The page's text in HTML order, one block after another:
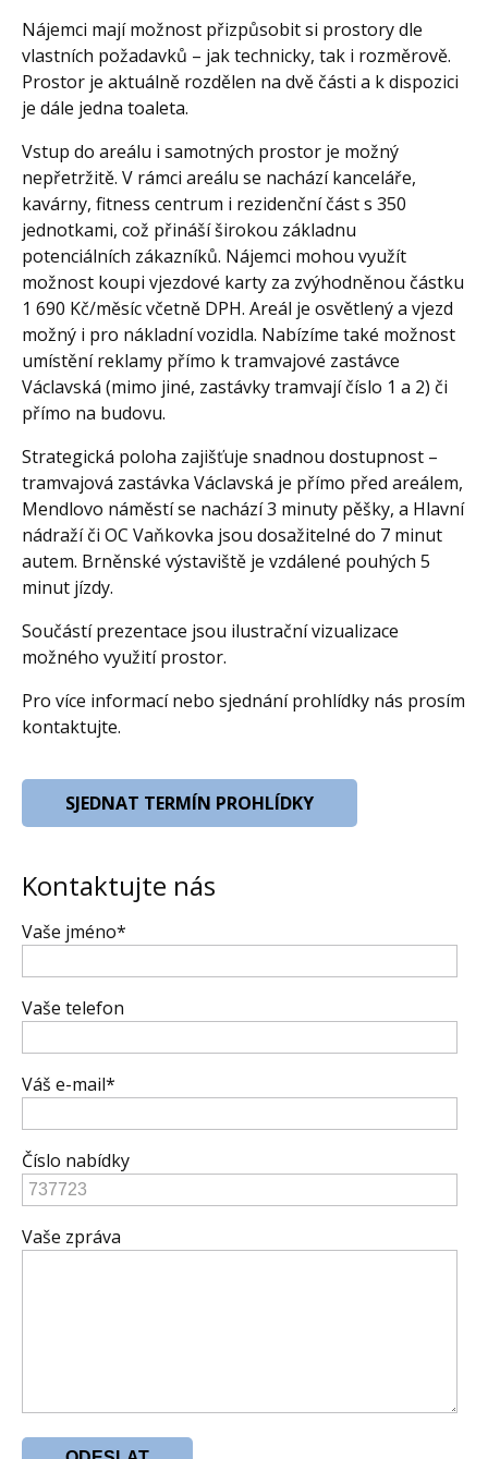
Nájemci mají možnost přizpůsobit si prostory dle
vlastních požadavků – jak technicky, tak i rozměrově.
Prostor je aktuálně rozdělen na dvě části a k dispozici
je dále jedna toaleta.
Vstup do areálu i samotných prostor je možný
nepřetržitě. V rámci areálu se nachází kanceláře,
kavárny, fitness centrum i rezidenční část s 350
jednotkami, což přináší širokou základnu
potenciálních zákazníků. Nájemci mohou využít
možnost koupi vjezdové karty za zvýhodněnou částku
1 690 Kč/měsíc včetně DPH. Areál je osvětlený a vjezd
možný i pro nákladní vozidla. Nabízíme také možnost
umístění reklamy přímo k tramvajové zastávce
Václavská (mimo jiné, zastávky tramvají číslo 1 a 2) či
přímo na budovu.
Strategická poloha zajišťuje snadnou dostupnost –
tramvajová zastávka Václavská je přímo před areálem,
Mendlovo náměstí se nachází 3 minuty pěšky, a Hlavní
nádraží či OC Vaňkovka jsou dosažitelné do 7 minut
autem. Brněnské výstaviště je vzdálené pouhých 5
minut jízdy.
Součástí prezentace jsou ilustrační vizualizace
možného využití prostor.
Pro více informací nebo sjednání prohlídky nás prosím
kontaktujte.
SJEDNAT TERMÍN PROHLÍDKY
Kontaktujte nás
Vaše jméno*
Vaše telefon
Váš e-mail*
Číslo nabídky
Vaše zpráva